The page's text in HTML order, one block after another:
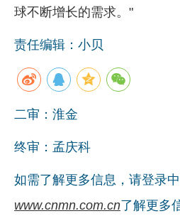
球不断增长的需求。"
责任编辑：小贝
二审：淮金
终审：孟庆科
如需了解更多信息，请登录中
www.cnmn.com.cn了解更多